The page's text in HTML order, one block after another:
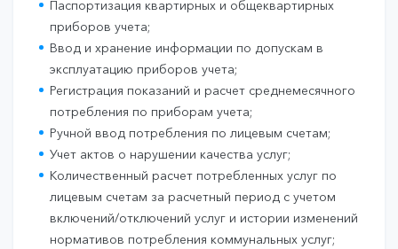
Паспортизация квартирных и общеквартирных
приборов учета;
Ввод и хранение информации по допускам в
эксплуатацию приборов учета;
Регистрация показаний и расчет среднемесячного
потребления по приборам учета;
Ручной ввод потребления по лицевым счетам;
Учет актов о нарушении качества услуг;
Количественный расчет потребленных услуг по
лицевым счетам за расчетный период с учетом
включений/отключений услуг и истории изменений
нормативов потребления коммунальных услуг;